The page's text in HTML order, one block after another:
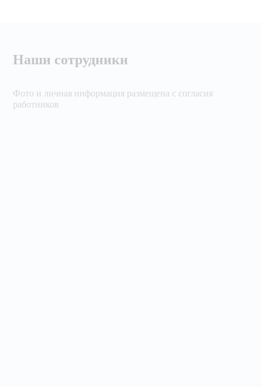
Наши сотрудники
Фото и личная информация размещена с согласия
работников